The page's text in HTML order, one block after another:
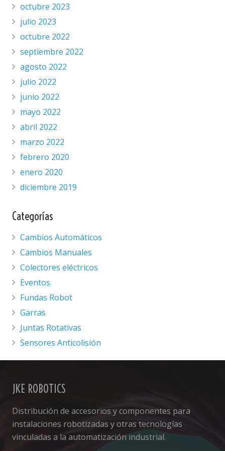
octubre 2023
julio 2023
octubre 2022
septiembre 2022
agosto 2022
julio 2022
junio 2022
mayo 2022
abril 2022
marzo 2022
febrero 2020
enero 2020
diciembre 2019
Categorías
Cambios Automáticos
Cambios Manuales
Colectores eléctricos
Eventos
Fundas Robot
Garras
Juntas Rotativas
Sensores Anticolisión
JKE ROBOTICS
Distribución de accesorios y componentes para
instalaciones robotizadas y otras tecnologías
vinculadas a la automatización industrial.